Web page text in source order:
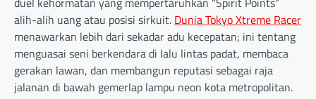
alih-alih uang atau posisi sirkuit. Dunia Tokyo Xtreme Racer
menawarkan lebih dari sekadar adu kecepatan; ini tentang
menguasai seni berkendara di lalu lintas padat, membaca
gerakan lawan, dan membangun reputasi sebagai raja
jalanan di bawah gemerlap lampu neon kota metropolitan.